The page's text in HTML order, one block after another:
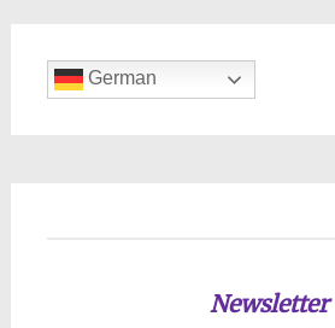
German
Newsletter